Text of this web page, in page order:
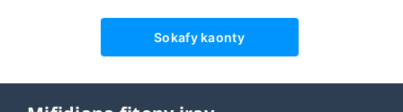
Sokafy kaonty